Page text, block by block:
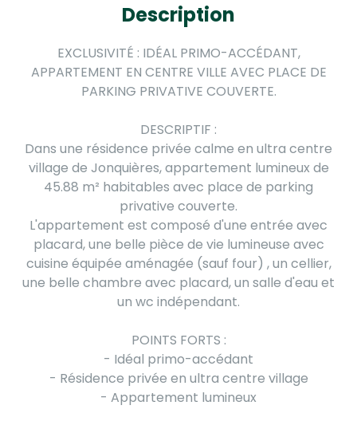
Description
EXCLUSIVITÉ : IDÉAL PRIMO-ACCÉDANT,
APPARTEMENT EN CENTRE VILLE AVEC PLACE DE
PARKING PRIVATIVE COUVERTE.
DESCRIPTIF :
Dans une résidence privée calme en ultra centre
village de Jonquières, appartement lumineux de
45.88 m² habitables avec place de parking
privative couverte.
L'appartement est composé d'une entrée avec
placard, une belle pièce de vie lumineuse avec
cuisine équipée aménagée (sauf four) , un cellier,
une belle chambre avec placard, un salle d'eau et
un wc indépendant.
POINTS FORTS :
- Idéal primo-accédant
- Résidence privée en ultra centre village
- Appartement lumineux